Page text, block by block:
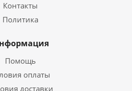
Контакты
Политика
Помощь
оплаты
доставки